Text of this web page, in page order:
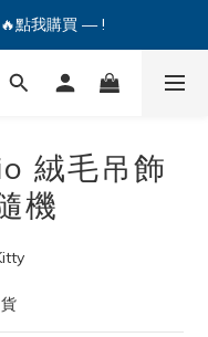
點我購買 — !
點我購買 — !
惠券！🎫
絨毛吊飾
機